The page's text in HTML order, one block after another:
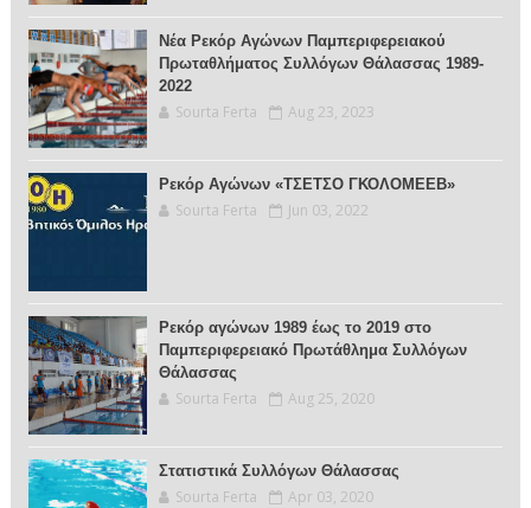
Νέα Ρεκόρ Αγώνων Παμπεριφερειακού
Πρωταθλήματος Συλλόγων Θάλασσας 1989-
2022
Sourta Ferta Aug 23, 2023
Ρεκόρ Αγώνων «ΤΣΕΤΣΟ ΓΚΟΛΟΜΕΕΒ»
Sourta Ferta Jun 03, 2022
Ρεκόρ αγώνων 1989 έως το 2019 στο
Παμπεριφερειακό Πρωτάθλημα Συλλόγων
Θάλασσας
Sourta Ferta Aug 25, 2020
Στατιστικά Συλλόγων Θάλασσας
Sourta Ferta Apr 03, 2020